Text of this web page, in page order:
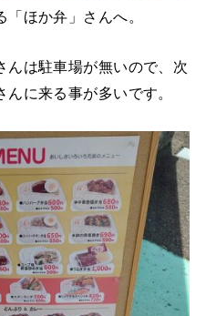
ほか弁」さんへ。
んは駐車場が無いので、次
に来る事が多いです。